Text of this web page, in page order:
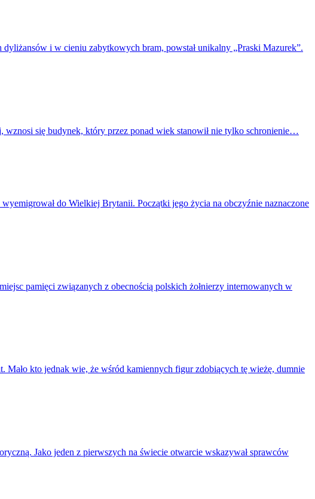
i w cieniu zabytkowych bram, powstał unikalny „Praski Mazurek”.
wznosi się budynek, który przez ponad wiek stanowił nie tylko schronienie…
do Wielkiej Brytanii. Początki jego życia na obczyźnie naznaczone
pamięci związanych z obecnością polskich żołnierzy internowanych w
kto jednak wie, że wśród kamiennych figur zdobiących tę wieżę, dumnie
Jako jeden z pierwszych na świecie otwarcie wskazywał sprawców